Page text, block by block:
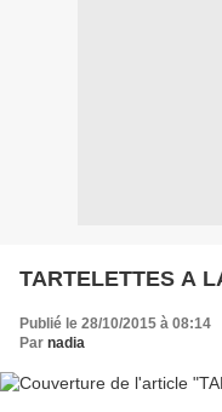
TARTELETTES A
Publié le 28/10/2015 à 08:14
Par nadia